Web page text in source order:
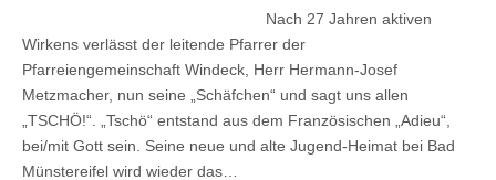
Nach 27 Jahren aktiven
Wirkens verlässt der leitende Pfarrer der
Pfarreiengemeinschaft Windeck, Herr Hermann-Josef
Metzmacher, nun seine „Schäfchen“ und sagt uns allen
„TSCHÖ!“. „Tschö“ entstand aus dem Französischen „Adieu“,
bei/mit Gott sein. Seine neue und alte Jugend-Heimat bei Bad
Münstereifel wird wieder das…